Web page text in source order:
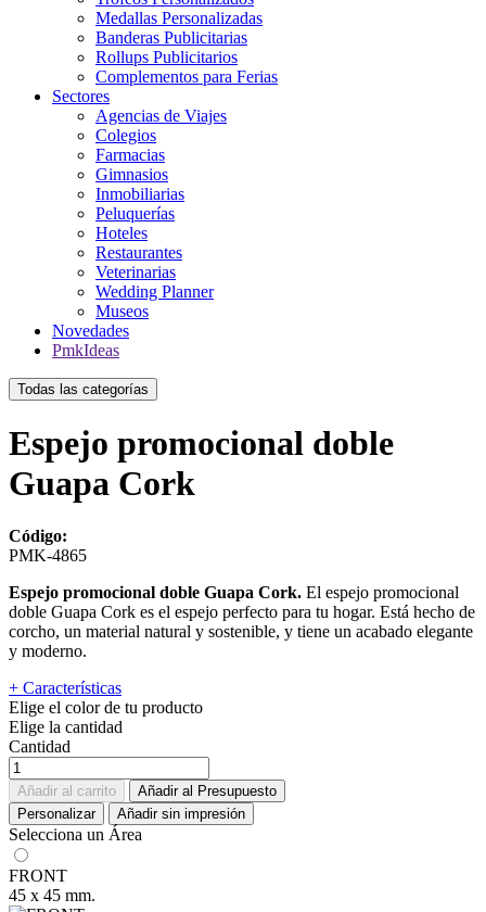
Medallas Personalizadas
Banderas Publicitarias
Rollups Publicitarios
Complementos para Ferias
Sectores
Agencias de Viajes
Colegios
Farmacias
Gimnasios
Inmobiliarias
Peluquerías
Hoteles
Restaurantes
Veterinarias
Wedding Planner
Museos
Novedades
PmkIdeas
Todas las categorías
Espejo promocional doble
Guapa Cork
Código:
PMK-4865
Espejo promocional doble Guapa Cork. El espejo promocional
doble Guapa Cork es el espejo perfecto para tu hogar. Está hecho de
corcho, un material natural y sostenible, y tiene un acabado elegante
y moderno.
+ Características
Elige el color de tu producto
Elige la cantidad
Cantidad
Añadir al carrito
Añadir al Presupuesto
Personalizar
Añadir sin impresión
Selecciona un Área
FRONT
45 x 45 mm.